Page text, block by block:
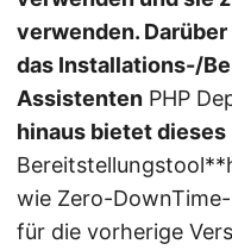
verwenden.
das Installations-/
Assistenten PHP
hinaus bietet dieses
wie Zero-
für die vorherige